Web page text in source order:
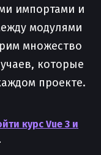
импортами и
модулями
множество
которые
проекте.
курс Vue 3 и